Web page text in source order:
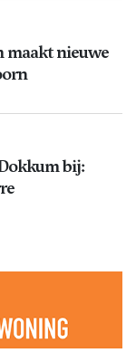
maakt nieuwe
bij: